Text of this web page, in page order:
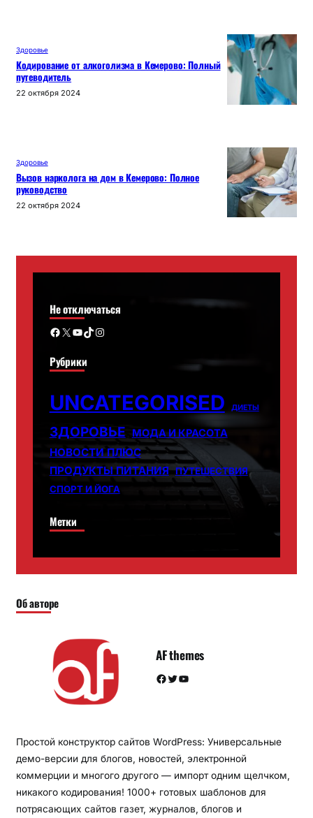
Здоровье
Кодирование от алкоголизма в Кемерово: Полный
путеводитель
22 октября 2024
Здоровье
Вызов нарколога на дом в Кемерово: Полное
руководство
22 октября 2024
Не отключаться
Facebook X YouTube TikTok Instagram
Рубрики
UNCATEGORISED ДИЕТЫ
ЗДОРОВЬЕ МОДА И КРАСОТА
НОВОСТИ ПЛЮС
ПРОДУКТЫ ПИТАНИЯ ПУТЕШЕСТВИЯ
СПОРТ И ЙОГА
Метки
Об авторе
AF themes
Facebook Twitter YouTube
Простой конструктор сайтов WordPress: Универсальные
демо-версии для блогов, новостей, электронной
коммерции и многого другого — импорт одним щелчком,
никакого кодирования! 1000+ готовых шаблонов для
потрясающих сайтов газет, журналов, блогов и